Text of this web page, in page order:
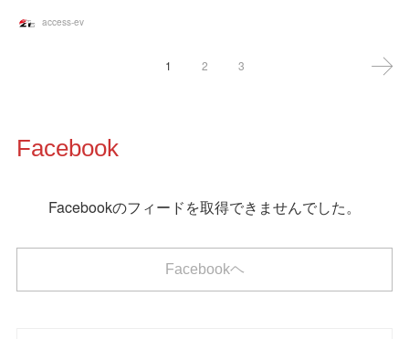
access-ev
1 2 3
Facebook
Facebookのフィードを取得できませんでした。
Facebookヘ